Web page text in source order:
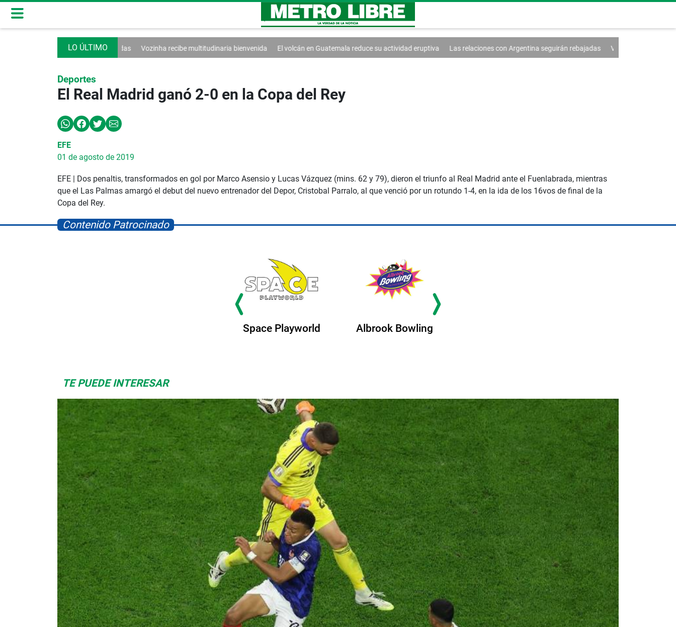
seguirán rebajadas Vozinha recibe multitudinaria bienvenida El volcán en Guatemala reduce su actividad eruptiva Las relaciones con Argentina seguirán rebajadas Vozinha recibe multitudinaria
Deportes
El Real Madrid ganó 2-0 en la Copa del Rey
EFE
01 de agosto de 2019
EFE | Dos penaltis, transformados en gol por Marco Asensio y Lucas Vázquez (mins. 62 y 79), dieron el triunfo al Real Madrid ante el Fuenlabrada, mientras
que el Las Palmas amargó el debut del nuevo entrenador del Depor, Cristobal Parralo, al que venció por un rotundo 1-4, en la ida de los 16vos de final de la
Copa del Rey.
Contenido Patrocinado
Space Playworld Albrook Bowling
TE PUEDE INTERESAR